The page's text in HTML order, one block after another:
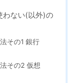
わない(以外)の
その1 銀行
その2 仮想